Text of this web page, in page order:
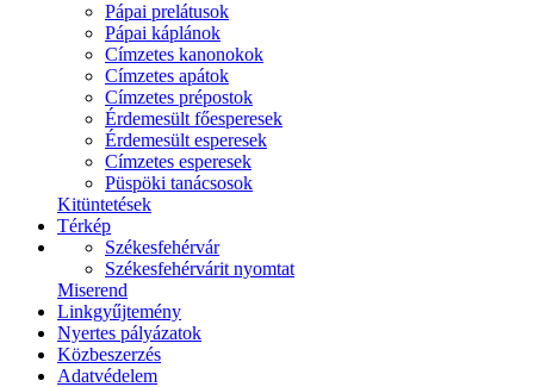
Pápai prelátusok
Pápai káplánok
Címzetes kanonokok
Címzetes apátok
Címzetes prépostok
Érdemesült főesperesek
Érdemesült esperesek
Címzetes esperesek
Püspöki tanácsosok
Kitüntetések
Térkép
Székesfehérvár
Székesfehérvárit nyomtat
Miserend
Linkgyűjtemény
Nyertes pályázatok
Közbeszerzés
Adatvédelem